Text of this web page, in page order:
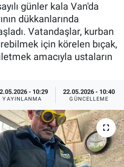
günler kala Van'da
dükkanlarında
Vatandaşlar, kurban
için körelen bıçak,
amacıyla ustaların
- 10:29
YAYINLANMA
22.05.2026 - 10:40
GÜNCELLEME